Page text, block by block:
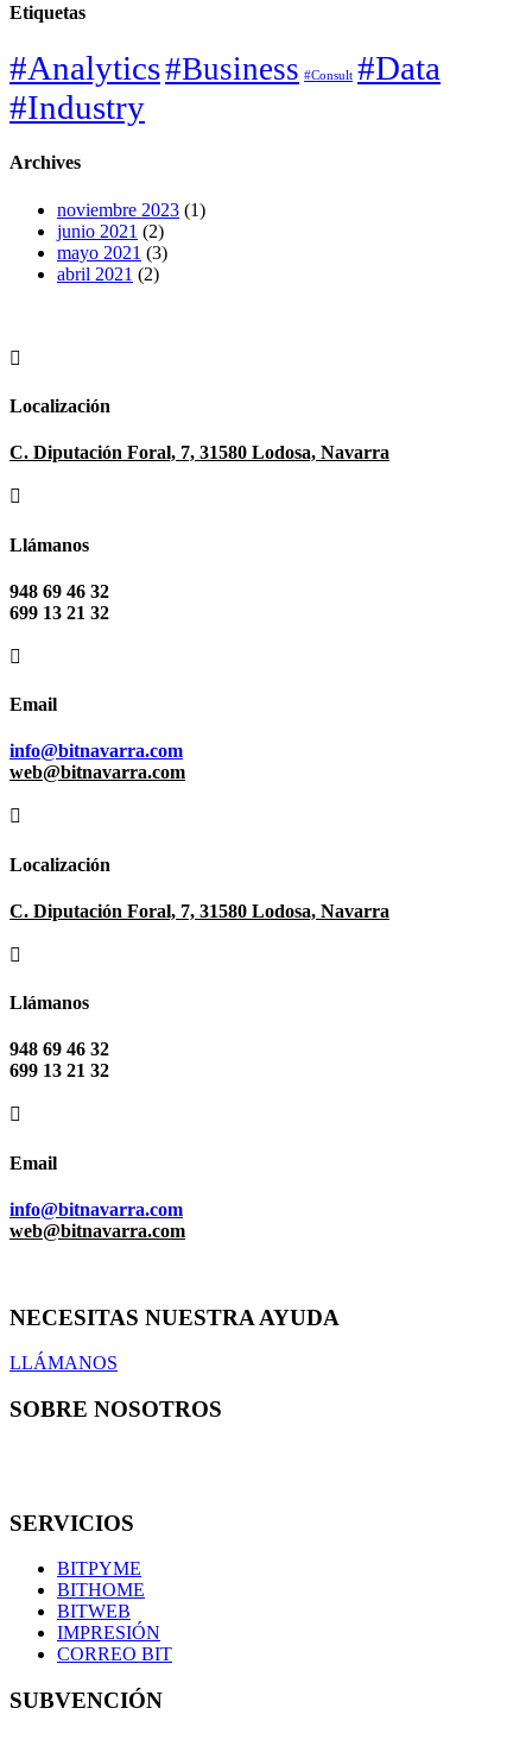
Etiquetas
#Analytics#Business #Consult #Data
#Industry
Archives
noviembre 2023 (1)
junio 2021 (2)
mayo 2021 (3)
abril 2021 (2)

Localización
C. Diputación Foral, 7, 31580 Lodosa, Navarra

Llámanos
948 69 46 32
699 13 21 32

Email
info@bitnavarra.com
web@bitnavarra.com

Localización
C. Diputación Foral, 7, 31580 Lodosa, Navarra

Llámanos
948 69 46 32
699 13 21 32

Email
info@bitnavarra.com
web@bitnavarra.com
NECESITAS NUESTRA AYUDA
LLÁMANOS
SOBRE NOSOTROS
SERVICIOS
BITPYME
BITHOME
BITWEB
IMPRESIÓN
CORREO BIT
SUBVENCIÓN